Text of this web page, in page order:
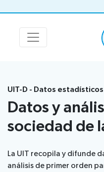
UIT-D - Datos
Datos y
sociedad de
La UIT recopila y difunde
análisis de primer orden